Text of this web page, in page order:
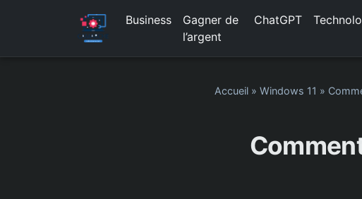
Business
Gagner de
l’argent
ChatGPT
Accueil » Windows 11 »